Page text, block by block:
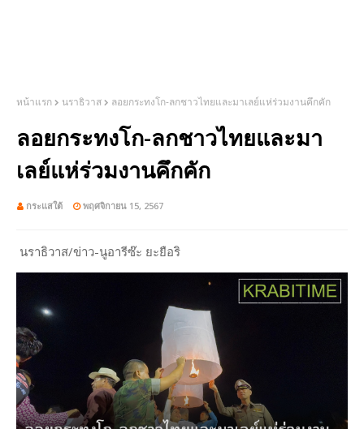
หน้าแรก นราธิวาส ลอยกระทงโก-ลกชาวไทยและมาเลย์แห่ร่วมงานคึกคัก
ลอยกระทงโก-ลกชาวไทยและมา
เลย์แห่ร่วมงานคึกคัก
กระแสใต้ พฤศจิกายน 15, 2567
นราธิวาส/ข่าว-นูอารีซ๊ะ ยะยือริ